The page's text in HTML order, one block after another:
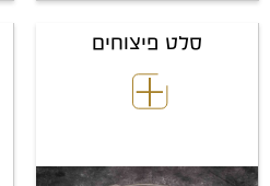
סלט פיצוחים